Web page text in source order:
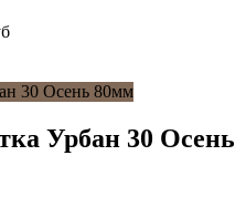
Урбан 30 Осень